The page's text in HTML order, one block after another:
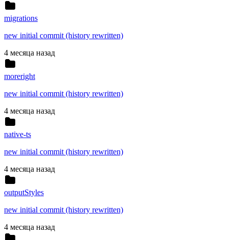
migrations
new initial commit (history rewritten)
4 месяца назад
moreright
new initial commit (history rewritten)
4 месяца назад
native-ts
new initial commit (history rewritten)
4 месяца назад
outputStyles
new initial commit (history rewritten)
4 месяца назад